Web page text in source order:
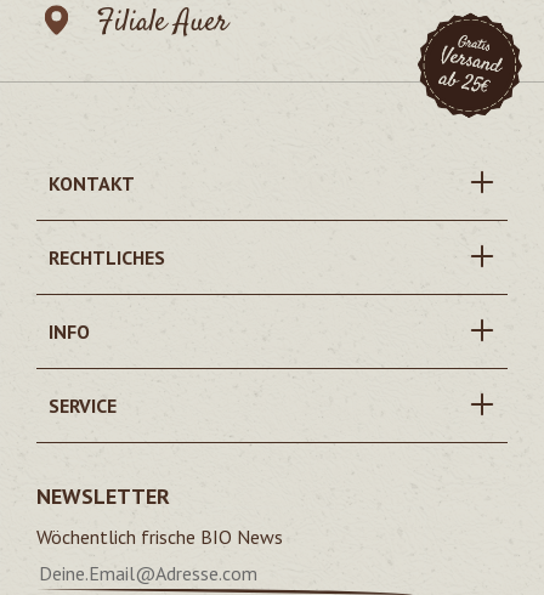
Filiale Auer
KONTAKT
RECHTLICHES
INFO
SERVICE
NEWSLETTER
Wöchentlich frische BIO News